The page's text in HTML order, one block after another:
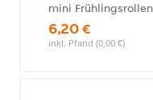
mini
6,20 €
inkl. Pfand (0,00 €)